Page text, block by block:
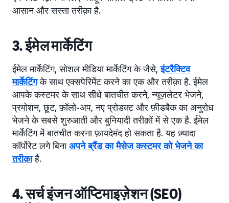
आसान और सस्ता तरीक़ा है.
3. ईमेल मार्केटिंग
ईमेल मार्केटिंग, सोशल मीडिया मार्केटिंग के जैसे,इंटरैक्टिव
मार्केटिंगके साथ एक्सपेरिमेंट करने का एक और तरीक़ा है. ईमेल
आपके कस्टमर के साथ सीधे बातचीत करने, न्यूज़लेटर भेजने,
प्रमोशन, छूट, फ़ॉलो-अप, नए प्रोडक्ट और फ़ीडबैक का अनुरोध
भेजने के सबसे शुरुआती और बुनियादी तरीक़ों में से एक है. ईमेल
मार्केटिंग में बातचीत करना फ़ायदेमंद हो सकता है. यह ज़्यादा
कॉर्पोरेट लगे बिनाअपने ब्रैंड का मैसेज कस्टमर को भेजने का
तरीक़ाहै.
4. सर्च इंजन ऑप्टिमाइज़ेशन (SEO)